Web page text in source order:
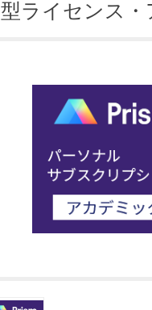
型ライセンス